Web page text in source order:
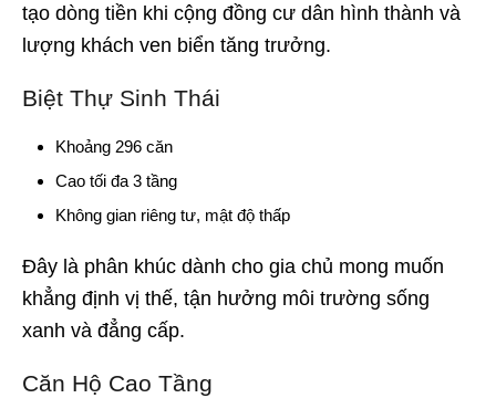
tạo dòng tiền khi cộng đồng cư dân hình thành và
lượng khách ven biển tăng trưởng.
Biệt Thự Sinh Thái
Khoảng 296 căn
Cao tối đa 3 tầng
Không gian riêng tư, mật độ thấp
Đây là phân khúc dành cho gia chủ mong muốn
khẳng định vị thế, tận hưởng môi trường sống
xanh và đẳng cấp.
Căn Hộ Cao Tầng